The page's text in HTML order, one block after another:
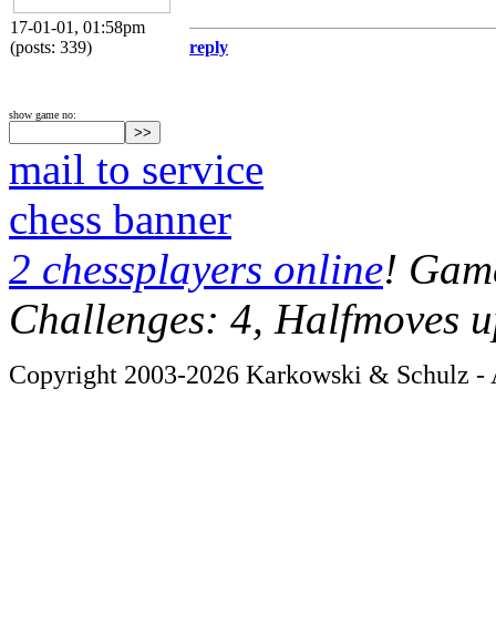
17-01-01, 01:58pm
(posts: 339)
reply
show game no:
mail to service
chess banner
2 chessplayers online!
Challenges: 4, Halfmoves
Copyright 2003-2026 Karkowski & Schulz